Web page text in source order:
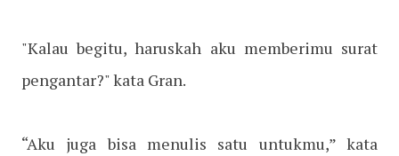
"Kalau begitu, haruskah aku memberimu surat
pengantar?" kata Gran.
“Aku juga bisa menulis satu untukmu,” kata